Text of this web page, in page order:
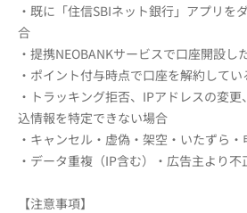
・既に「住信SBIネット銀行」アプリを
合
・提携NEOBANKサービスで口座開設し
・ポイント付与時点で口座を解約してい
・トラッキング拒否、IPアドレスの変
込情報を特定できない場合
・キャンセル・虚偽・架空・いたずら
・データ重複（IP含む）・広告主より
【注意事項】